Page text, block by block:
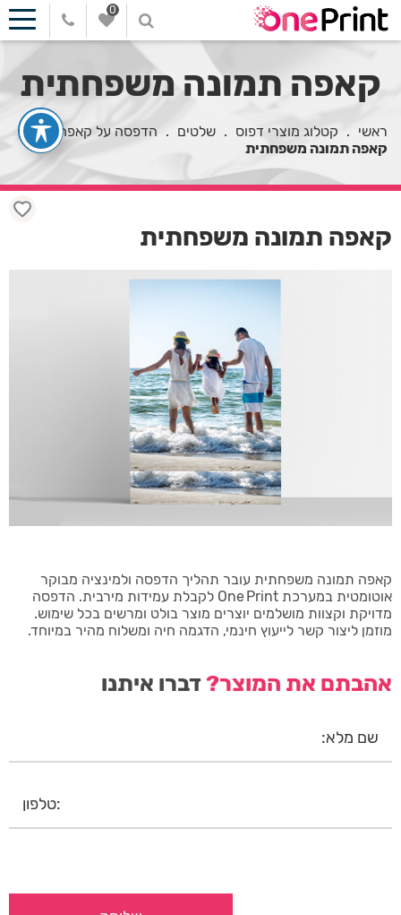
0
קאפה תמונה משפחתית
ראשי . קטלוג מוצרי דפוס . שלטים . הדפסה על קאפה .
קאפה תמונה משפחתית
קאפה תמונה משפחתית עובר תהליך הדפסה ולמינציה מבוקר
אוטומטית במערכת One Print לקבלת עמידות מירבית. הדפסה
מדויקת וקצוות מושלמים יוצרים מוצר בולט ומרשים בכל שימוש.
מוזמן ליצור קשר לייעוץ חינמי, הדגמה חיה ומשלוח מהיר במיוחד.
אהבתם את המוצר?דברו איתנו
קאפה תמונה משפחתית